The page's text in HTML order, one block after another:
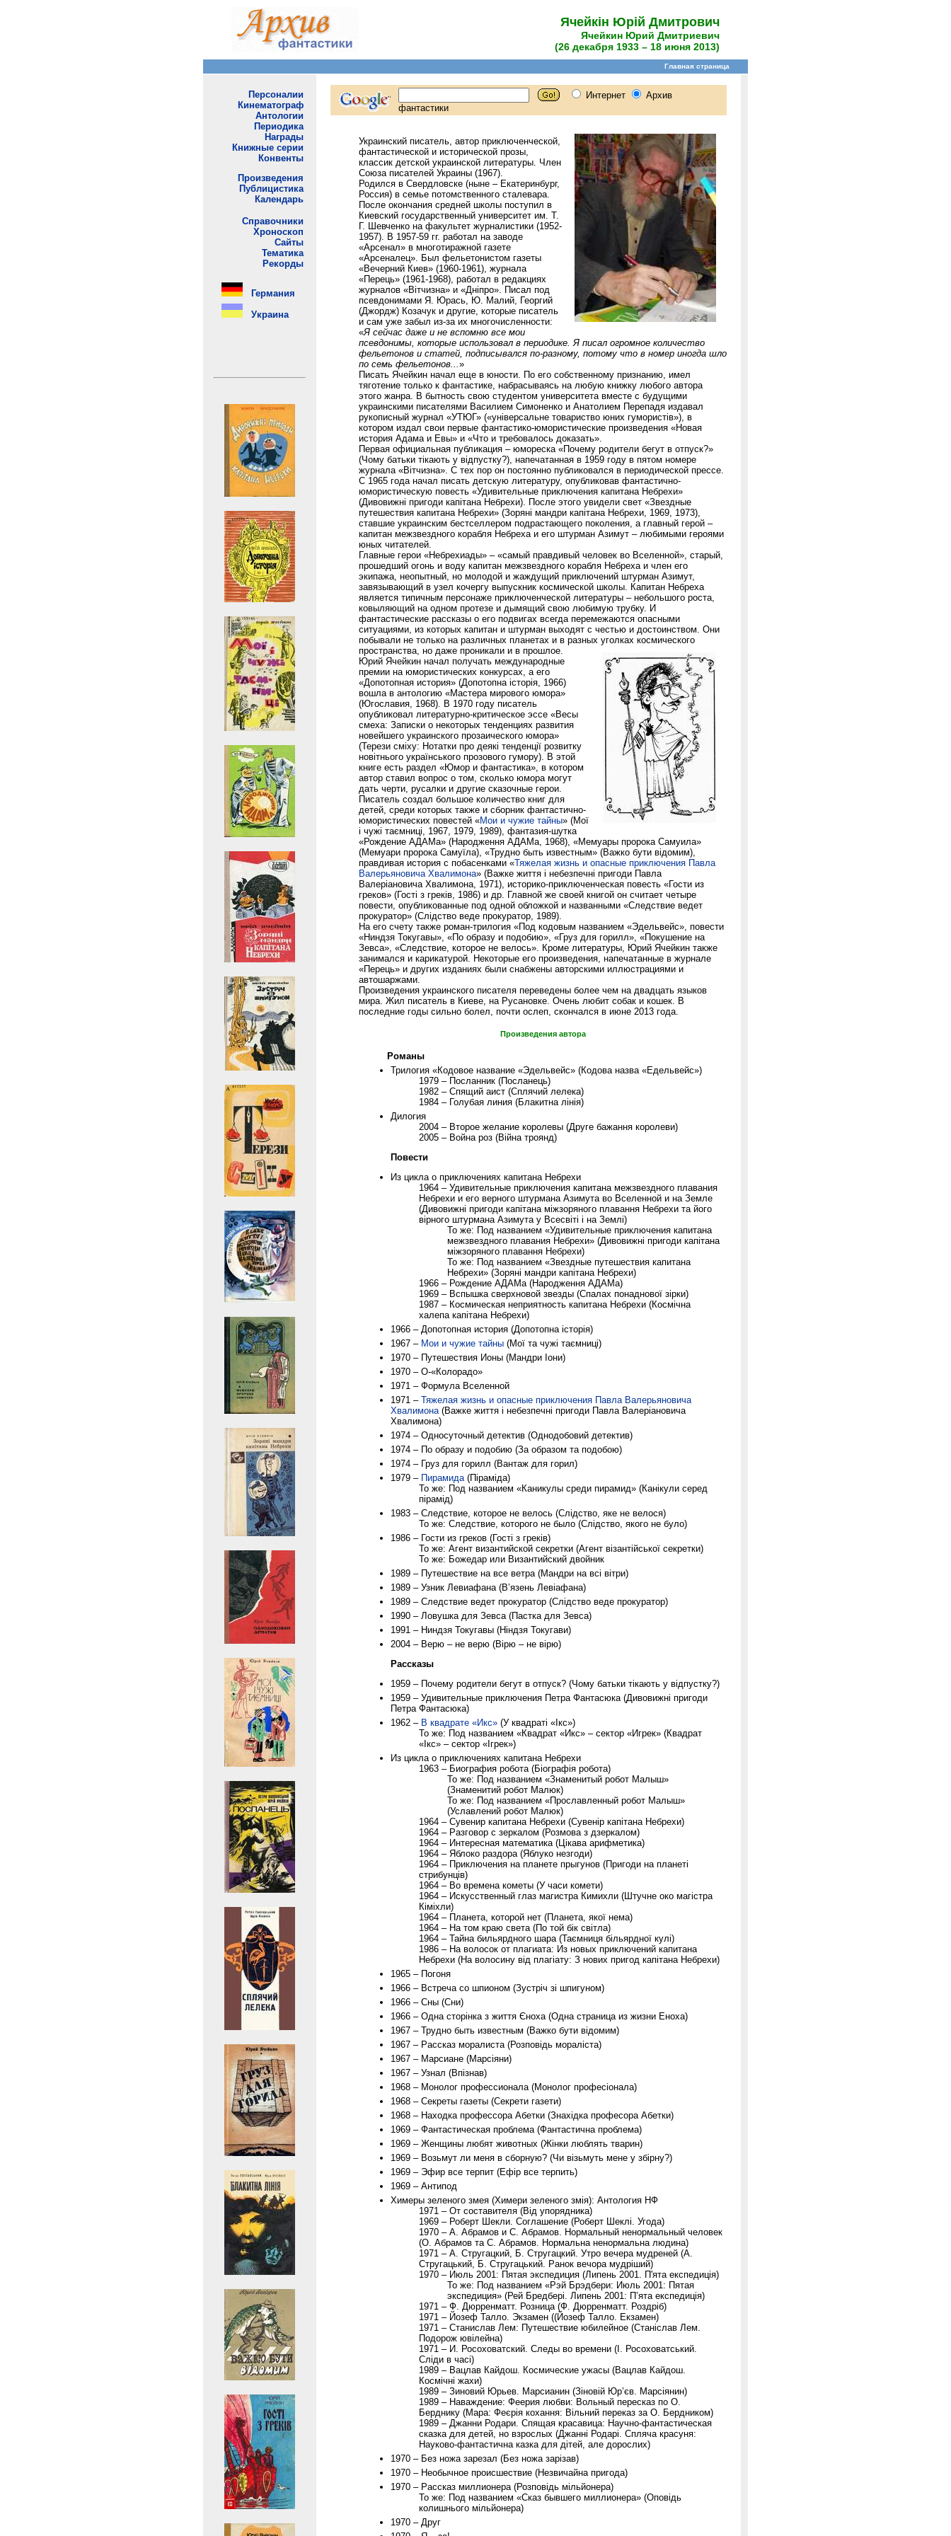
Ячейкін Юрій Дмитрович
Ячейкин Юрий Дмитриевич
(26 декабря 1933 – 18 июня 2013)
Украинский писатель, автор приключенческой,
фантастической и исторической прозы,
классик детской украинской литературы. Член
Союза писателей Украины (1967).
Родился в Свердловске (ныне – Екатеринбург,
Россия) в семье потомственного сталевара.
После окончания средней школы поступил в
Киевский государственный университет им. Т.
Г. Шевченко на факультет журналистики (1952-
1957). В 1957-59 гг. работал на заводе
«Арсенал» в многотиражной газете
«Арсеналец». Был фельетонистом газеты
«Вечерний Киев» (1960-1961), журнала
«Перець» (1961-1968), работал в редакциях
журналов «Вітчизна» и «Дніпро». Писал под
псевдонимами Я. Юрась, Ю. Малий, Георгий
(Джордж) Козачук и другие, которые писатель
и сам уже забыл из-за их многочисленности:
«Я сейчас даже и не вспомню все мои
псевдонимы, которые использовал в периодике. Я писал огромное количество
фельетонов и статей, подписывался по-разному, потому что в номер иногда шло
по семь фельетонов...»
Писать Ячейкин начал еще в юности. По его собственному признанию, имел
тяготение только к фантастике, набрасываясь на любую книжку любого автора
этого жанра. В бытность свою студентом университета вместе с будущими
украинскими писателями Василием Симоненко и Анатолием Перепадя издавал
рукописный журнал «УТЮГ» («універсальне товариство юних гумористів»), в
котором издал свои первые фантастико-юмористические произведения «Новая
история Адама и Евы» и «Что и требовалось доказать».
Первая официальная публикация – юмореска «Почему родители бегут в отпуск?»
(Чому батьки тікають у відпустку?), напечатанная в 1959 году в пятом номере
журнала «Вітчизна». С тех пор он постоянно публиковался в периодической прессе.
С 1965 года начал писать детскую литературу, опубликовав фантастично-
юмористическую повесть «Удивительные приключения капитана Небрехи»
(Дивовижні пригоди капітана Небрехи). После этого увидели свет «Звездные
путешествия капитана Небрехи» (Зоряні мандри капітана Небрехи, 1969, 1973),
ставшие украинским бестселлером подрастающего поколения, а главный герой –
капитан межзвездного корабля Небреха и его штурман Азимут – любимыми героями
юных читателей.
Главные герои «Небрехиады» – «самый правдивый человек во Вселенной», старый,
прошедший огонь и воду капитан межзвездного корабля Небреха и член его
экипажа, неопытный, но молодой и жаждущий приключений штурман Азимут,
завязывающий в узел кочергу выпускник космической школы. Капитан Небреха
является типичным персонаже приключенческой литературы – небольшого роста,
ковыляющий на одном протезе и дымящий свою любимую трубку. И
фантастические рассказы о его подвигах всегда перемежаются опасными
ситуациями, из которых капитан и штурман выходят с честью и достоинством. Они
побывали не только на различных планетах и в разных уголках космического
пространства, но даже проникали и в прошлое.
Юрий Ячейкин начал получать международные
премии на юмористических конкурсах, а его
«Допотопная история» (Допотопна історія, 1966)
вошла в антологию «Мастера мирового юмора»
(Югославия, 1968). В 1970 году писатель
опубликовал литературно-критическое эссе «Весы
смеха: Записки о некоторых тенденциях развития
новейшего украинского прозаического юмора»
(Терези сміху: Нотатки про деякі тенденції розвитку
новітнього українського прозового гумору). В этой
книге есть раздел «Юмор и фантастика», в котором
автор ставил вопрос о том, сколько юмора могут
дать черти, русалки и другие сказочные герои.
Писатель создал большое количество книг для
детей, среди которых также и сборник фантастично-
юмористических повестей «Мои и чужие тайны» (Мої
і чужі таємниці, 1967, 1979, 1989), фантазия-шутка
«Рождение АДАМа» (Народження АДАМа, 1968), «Мемуары пророка Самуила»
(Мемуари пророка Самуїла), «Трудно быть известным» (Важко бути відомим),
правдивая история с побасенками «Тяжелая жизнь и опасные приключения Павла
Валерьяновича Хвалимона» (Важке життя і небезпечні пригоди Павла
Валеріановича Хвалимона, 1971), историко-приключенческая повесть «Гости из
греков» (Гості з греків, 1986) и др. Главной же своей книгой он считает четыре
повести, опубликованные под одной обложкой и названными «Следствие ведет
прокуратор» (Слідство веде прокуратор, 1989).
На его счету также роман-трилогия «Под кодовым названием «Эдельвейс», повести
«Ниндзя Токугавы», «По образу и подобию», «Груз для горилл», «Покушение на
Зевса», «Следствие, которое не велось». Кроме литературы, Юрий Ячейкин также
занимался и карикатурой. Некоторые его произведения, напечатанные в журнале
«Перець» и других изданиях были снабжены авторскими иллюстрациями и
автошаржами.
Произведения украинского писателя переведены более чем на двадцать языков
мира. Жил писатель в Киеве, на Русановке. Очень любит собак и кошек. В
последние годы сильно болел, почти ослеп, скончался в июне 2013 года.
Произведения автора
Романы
Трилогия «Кодовое название «Эдельвейс» (Кодова назва «Едельвейс»)
1979 – Посланник (Посланець)
1982 – Спящий аист (Сплячий лелека)
1984 – Голубая линия (Блакитна лінія)
Дилогия
2004 – Второе желание королевы (Друге бажання королеви)
2005 – Война роз (Війна троянд)
Повести
Из цикла о приключениях капитана Небрехи
1964 – Удивительные приключения капитана межзвездного плавания
Небрехи и его верного штурмана Азимута во Вселенной и на Земле
(Дивовижні пригоди капітана міжзоряного плавання Небрехи та його
вірного штурмана Азимута у Всесвіті і на Землі)
То же: Под названием «Удивительные приключения капитана
межзвездного плавания Небрехи» (Дивовижні пригоди капітана
міжзоряного плавання Небрехи)
То же: Под названием «Звездные путешествия капитана
Небрехи» (Зоряні мандри капітана Небрехи)
1966 – Рождение АДАМа (Народження АДАМа)
1969 – Вспышка сверхновой звезды (Спалах понаднової зірки)
1987 – Космическая неприятность капитана Небрехи (Космічна
халепа капітана Небрехи)
1966 – Допотопная история (Допотопна історія)
1967 – Мои и чужие тайны (Мої та чужі таємниці)
1970 – Путешествия Ионы (Мандри Іони)
1970 – О-«Колорадо»
1971 – Формула Вселенной
1971 – Тяжелая жизнь и опасные приключения Павла Валерьяновича
Хвалимона(Важке життя і небезпечні пригоди Павла Валеріановича
Хвалимона)
1974 – Односуточный детектив (Однодобовий детектив)
1974 – По образу и подобию (За образом та подобою)
1974 – Груз для горилл (Вантаж для горил)
1979 – Пирамида(Піраміда)
То же: Под названием «Каникулы среди пирамид» (Канікули серед
пірамід)
1983 – Следствие, которое не велось (Слідство, яке не велося)
То же: Следствие, которого не было (Слідство, якого не було)
1986 – Гости из греков (Гості з греків)
То же: Агент византийской секретки (Агент візантійської секретки)
То же: Божедар или Византийский двойник
1989 – Путешествие на все ветра (Мандри на всі вітри)
1989 – Узник Левиафана (В’язень Левіафана)
1989 – Следствие ведет прокуратор (Слідство веде прокуратор)
1990 – Ловушка для Зевса (Пастка для Зевса)
1991 – Ниндзя Токугавы (Ніндзя Токугави)
2004 – Верю – не верю (Вірю – не вірю)
Рассказы
1959 – Почему родители бегут в отпуск? (Чому батьки тікають у відпустку?)
1959 – Удивительные приключения Петра Фантасюка (Дивовижні пригоди
Петра Фантасюка)
1962 – В квадрате «Икс» (У квадраті «Ікс»)
То же: Под названием «Квадрат «Икс» – сектор «Игрек» (Квадрат
«Ікс» – сектор «Ігрек»)
Из цикла о приключениях капитана Небрехи
1963 – Биография робота (Біографія робота)
То же: Под названием «Знаменитый робот Малыш»
(Знаменитий робот Малюк)
То же: Под названием «Прославленный робот Малыш»
(Уславлений робот Малюк)
1964 – Сувенир капитана Небрехи (Сувенір капітана Небрехи)
1964 – Разговор с зеркалом (Розмова з дзеркалом)
1964 – Интересная математика (Цікава арифметика)
1964 – Яблоко раздора (Яблуко незгоди)
1964 – Приключения на планете прыгунов (Пригоди на планеті
стрибунців)
1964 – Во времена кометы (У часи комети)
1964 – Искусственный глаз магистра Кимихли (Штучне око магістра
Кіміхли)
1964 – Планета, которой нет (Планета, якої нема)
1964 – На том краю света (По той бік світла)
1964 – Тайна бильярдного шара (Таємниця більярдної кулі)
1986 – На волосок от плагиата: Из новых приключений капитана
Небрехи (На волосину від плагіату: З нових пригод капітана Небрехи)
1965 – Погоня
1966 – Встреча со шпионом (Зустріч зі шпигуном)
1966 – Сны (Сни)
1966 – Одна сторінка з життя Єноха (Одна страница из жизни Еноха)
1967 – Трудно быть известным (Важко бути відомим)
1967 – Рассказ моралиста (Розповідь мораліста)
1967 – Марсиане (Марсіяни)
1967 – Узнал (Впізнав)
1968 – Монолог профессионала (Монолог професіонала)
1968 – Секреты газеты (Секрети газети)
1968 – Находка профессора Абетки (Знахідка професора Абетки)
1969 – Фантастическая проблема (Фантастична проблема)
1969 – Женщины любят животных (Жінки люблять тварин)
1969 – Возьмут ли меня в сборную? (Чи візьмуть мене у збірну?)
1969 – Эфир все терпит (Ефір все терпить)
1969 – Антипод
Химеры зеленого змея (Химери зеленого змія): Антология НФ
1971 – От составителя (Від упорядника)
1969 – Роберт Шекли. Соглашение (Роберт Шеклі. Угода)
1970 – А. Абрамов и С. Абрамов. Нормальный ненормальный человек
(О. Абрамов та С. Абрамов. Нормальна ненормальна людина)
1971 – А. Стругацкий, Б. Стругацкий. Утро вечера мудреней (А.
Стругацький, Б. Стругацький. Ранок вечора мудріший)
1970 – Июль 2001: Пятая экспедиция (Липень 2001. П'ята експедиція)
То же: Под названием «Рэй Брэдбери: Июль 2001: Пятая
экспедиция» (Рей Бредбері. Липень 2001: П’ята експедиція)
1971 – Ф. Дюрренматт. Розница (Ф. Дюрренматт. Роздріб)
1971 – Йозеф Талло. Экзамен ((Йозеф Талло. Екзамен)
1971 – Станислав Лем: Путешествие юбилейное (Станіслав Лем.
Подорож ювілейна)
1971 – И. Росоховатский. Следы во времени (І. Росоховатський.
Сліди в часі)
1989 – Вацлав Кайдош. Космические ужасы (Вацлав Кайдош.
Космічні жахи)
1989 – Зиновий Юрьев. Марсианин (Зіновій Юр’єв. Марсіянин)
1989 – Наваждение: Феерия любви: Вольный пересказ по О.
Берднику (Мара: Феєрія кохання: Вільний переказ за О. Бердником)
1989 – Джанни Родари. Спящая красавица: Научно-фантастическая
сказка для детей, но взрослых (Джанні Родарі. Спляча красуня:
Науково-фантастична казка для дітей, але дорослих)
1970 – Без ножа зарезал (Без ножа зарізав)
1970 – Необычное происшествие (Незвичайна пригода)
1970 – Рассказ миллионера (Розповідь мільйонера)
То же: Под названием «Сказ бывшего миллионера» (Оповідь
колишнього мільйонера)
1970 – Друг